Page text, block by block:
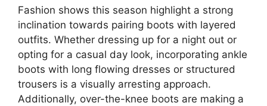
Fashion shows this season highlight a strong
inclination towards pairing boots with layered
outfits. Whether dressing up for a night out or
opting for a casual day look, incorporating ankle
boots with long flowing dresses or structured
trousers is a visually arresting approach.
Additionally, over-the-knee boots are making a